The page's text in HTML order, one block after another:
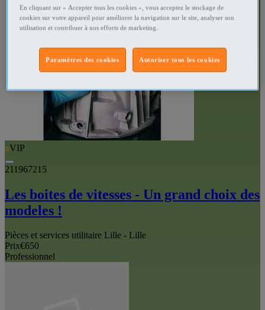
VIP
211967215
Les boites de vitesses - Un grand choix des
modeles !
Pièces et services utilitaire Lille - Lille
Prix€650
Professionnel
En cliquant sur « Accepter tous les cookies », vous acceptez le stockage de
cookies sur votre appareil pour améliorer la navigation sur le site, analyser son
utilisation et contribuer à nos efforts de marketing.
Autoriser tous les cookies
Paramètres des cookies